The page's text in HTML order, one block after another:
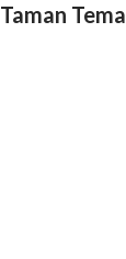
Taman Tema